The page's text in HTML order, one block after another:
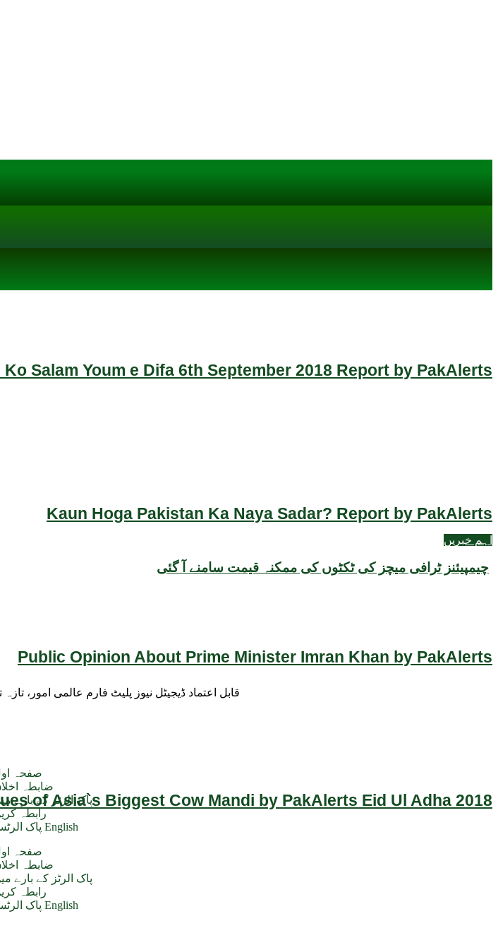
Salam Youm e Difa 6th September 2018 Report by PakAlerts
Kaun Hoga Pakistan Ka Naya Sadar? Report by PakAlerts
Public Opinion About Prime Minister Imran Khan by PakAlerts
of Asia`s Biggest Cow Mandi by PakAlerts Eid Ul Adha 2018
اہم خبریں
چیمپیئنز ٹرافی میچز کی ٹکٹوں کی ممکنہ قیمت سامنے آ گئی
قابل اعتماد ڈیجیٹل نیوز پلیٹ فارم عالمی امور،
صفحہ
ضابطہ
پاک الرٹز کے بارے
رابطہ
پاک الرٹس English
صفحہ
ضابطہ
پاک الرٹز کے بارے
رابطہ
پاک الرٹس English